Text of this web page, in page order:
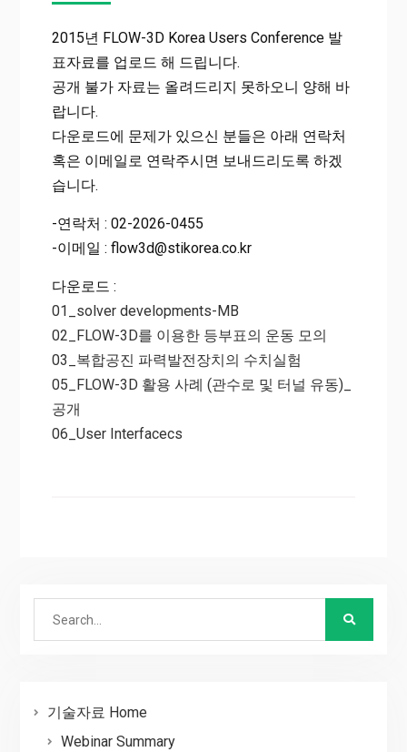
2015년 FLOW-3D Korea Users Conference 발
표자료를 업로드 해 드립니다.
공개 불가 자료는 올려드리지 못하오니 양해 바
랍니다.
다운로드에 문제가 있으신 분들은 아래 연락처
혹은 이메일로 연락주시면 보내드리도록 하겠
습니다.
-연락처 : 02-2026-0455
-이메일 : flow3d@stikorea.co.kr
다운로드 :
01_solver developments-MB
02_FLOW-3D를 이용한 등부표의 운동 모의
03_복합공진 파력발전장치의 수치실험
05_FLOW-3D 활용 사례 (관수로 및 터널 유동)_
공개
06_User Interfacecs
기술자료 Home
Webinar Summary